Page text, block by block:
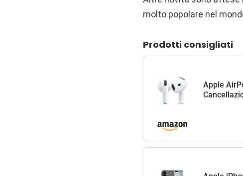
molto popolare nel
Prodotti consigliati
Apple